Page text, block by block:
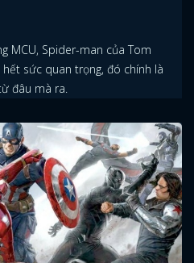
MCU, Spider-man của Tom
sức quan trọng, đó chính là
đâu mà ra.